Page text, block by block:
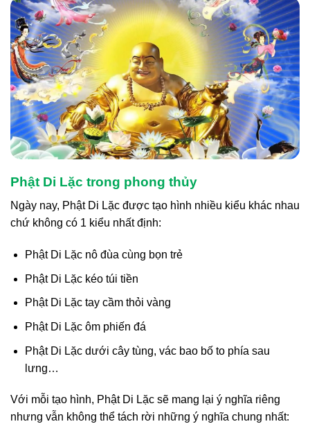
Phật Di Lặc trong phong thủy
Ngày nay, Phật Di Lặc được tạo hình nhiều kiểu khác nhau
chứ không có 1 kiểu nhất định:
Phật Di Lặc nô đùa cùng bọn trẻ
Phật Di Lặc kéo túi tiền
Phật Di Lặc tay cầm thỏi vàng
Phật Di Lặc ôm phiến đá
Phật Di Lặc dưới cây tùng, vác bao bố to phía sau
lưng…
Với mỗi tạo hình, Phật Di Lặc sẽ mang lại ý nghĩa riêng
nhưng vẫn không thể tách rời những ý nghĩa chung nhất: